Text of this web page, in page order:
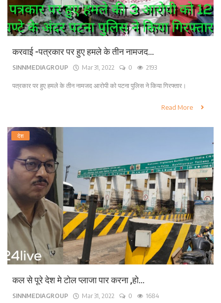
करवाई -पत्रकार पर हुए हमले के तीन नामजद...
SINNMEDIAGROUP Mar 31, 2022 0 2193
पत्रकार पर हुए हमले के तीन नामजद आरोपी को पटना पुलिस ने किया गिरफ्तार।
Read More
देश
कल से पूरे देश मे टोल प्लाजा पार करना ,हो...
SINNMEDIAGROUP Mar 31, 2022 0 1684